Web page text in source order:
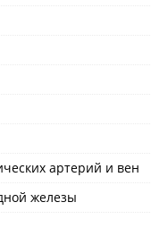
артерий и вен
железы